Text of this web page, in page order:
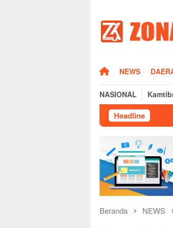
konten
HOMENEWS
NASIONAL
Headline
Beranda NEWS